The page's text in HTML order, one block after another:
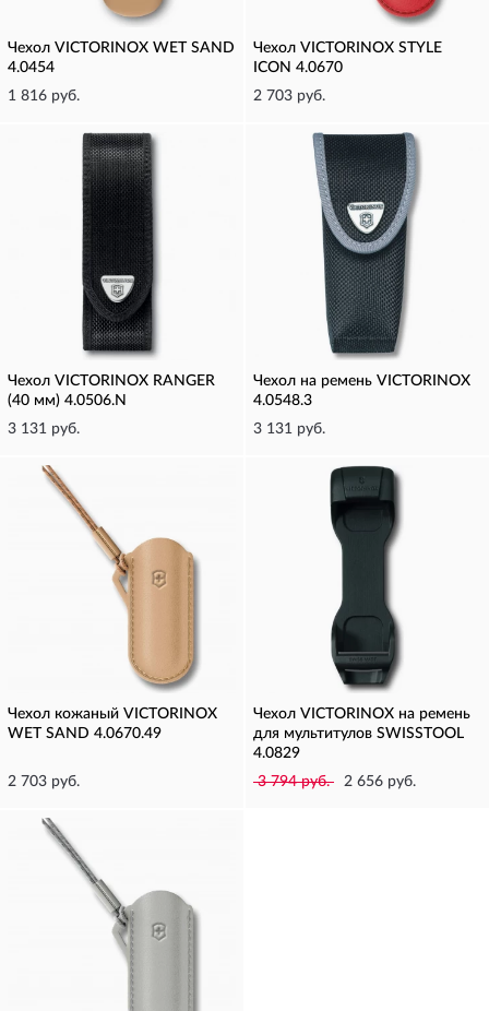
Чехол VICTORINOX WET SAND
4.0454
1 816 руб.
Чехол VICTORINOX STYLE
ICON 4.0670
2 703 руб.
Чехол VICTORINOX RANGER
(40 мм) 4.0506.N
3 131 руб.
Чехол на ремень VICTORINOX
4.0548.3
3 131 руб.
Чехол кожаный VICTORINOX
WET SAND 4.0670.49
2 703 руб.
Чехол VICTORINOX на ремень
для мультитулов SWISSTOOL
4.0829
3 794 руб.
2 656 руб.